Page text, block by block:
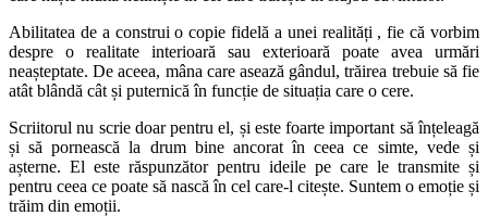
Abilitatea de a construi o copie fidelă a unei realități , fie că vorbim
despre o realitate interioară sau exterioară poate avea urmări
neașteptate. De aceea, mâna care asează gândul, trăirea trebuie să fie
atât blândă cât și puternică în funcție de situația care o cere.
Scriitorul nu scrie doar pentru el, și este foarte important să înțeleagă
și să pornească la drum bine ancorat în ceea ce simte, vede și
așterne. El este răspunzător pentru ideile pe care le transmite și
pentru ceea ce poate să nască în cel care-l citește. Suntem o emoție și
trăim din emoții.